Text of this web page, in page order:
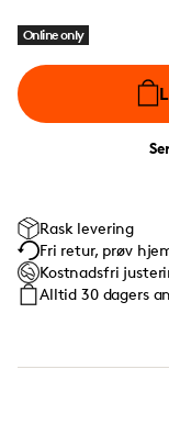
Online only
Rask levering
Fri retur, prøv
Kostnadsfri
Alltid 30 dagers